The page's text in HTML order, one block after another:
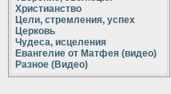
Христианство
Цели, стремления, успех
Церковь
Чудеса, исцеления
Евангелие от Матфея (видео)
Разное (Видео)